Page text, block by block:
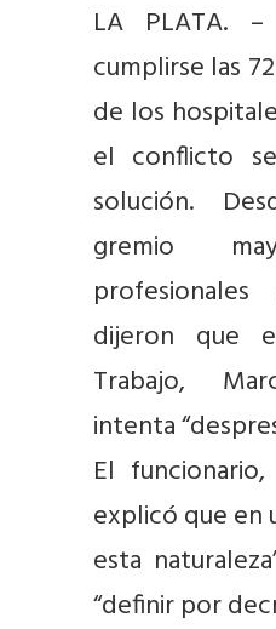
LA PLATA.
cumplirse las
de los
el conflicto
solución.
gremio
dijeron que
Trabajo,
intenta
El
explicó que en
esta
“definir por